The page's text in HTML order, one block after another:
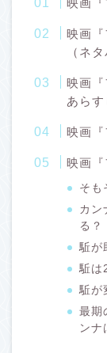
映画
（ネ
映画
あらす
映画
映画
そも
カン
る？
駈が
駈は
駈が
最期
ンナ